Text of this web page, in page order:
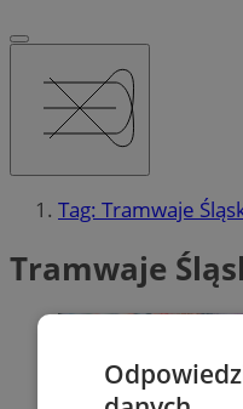
Tag: Tramwaje
Tramwaje